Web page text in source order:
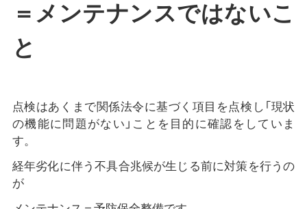
＝メンテナンスではないこ
と
点検はあくまで関係法令に基づく項目を点検し「現状
の機能に問題がない」ことを目的に確認をしていま
す。
経年劣化に伴う不具合兆候が生じる前に対策を行うの
が